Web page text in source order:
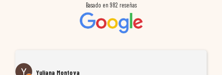
Basado en 982 reseñas
Yuliana Montoya